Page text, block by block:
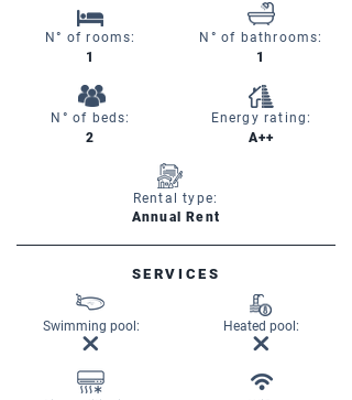
N° of rooms:
1
N° of beds:
2
N° of bathrooms:
1
Energy rating:
A++
Rental type:
Annual Rent
SERVICES
Swimming pool: Heated pool: